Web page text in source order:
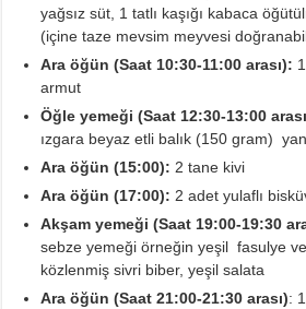
yağsız süt, 1 tatlı kaşığı kabaca
(içine taze mevsim meyvesi
Ara öğün (Saat 10:30-11:00 arası):
armut
Öğle yemeği (Saat 12:30-13:00
ızgara beyaz etli balık (150 gram)
Ara öğün (15:00): 2 tane kivi
Ara öğün (17:00): 2 adet yulaflı
Akşam yemeği (Saat 19:00-19:30
sebze yemeği örneğin yeşil fasulye
közlenmiş sivri biber, yeşil salata
Ara öğün (Saat 21:00-21:30 arası):